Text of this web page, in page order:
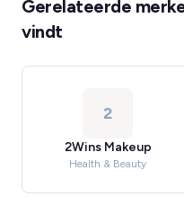
Gerelateerde
vindt
2
2Wins Makeup
Health & Beauty